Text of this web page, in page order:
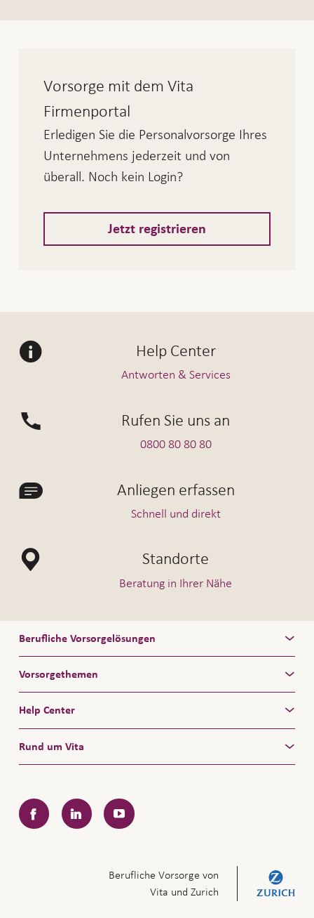
Vorsorge mit dem Vita
Firmenportal
Erledigen Sie die Personalvorsorge Ihres
Unternehmens jederzeit und von
überall. Noch kein Login?
Jetzt registrieren
Help Center
Antworten & Services
Rufen Sie uns an
0800 80 80 80
Anliegen erfassen
Schnell und direkt
Standorte
Beratung in Ihrer Nähe
Berufliche Vorsorgelösungen
Vorsorgethemen
Help Center
Rund um Vita
FacebookLinkedInYouTube
Berufliche Vorsorge von
Vita und Zurich